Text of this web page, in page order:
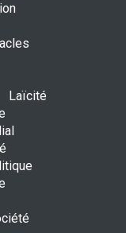
Klima-
in den
Laïcité